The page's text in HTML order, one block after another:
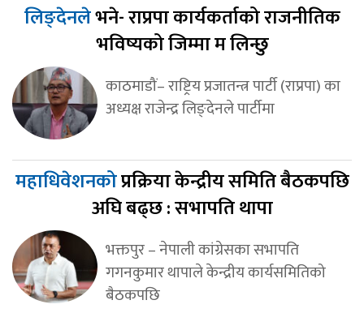
लिङ्देनलेभने- राप्रपा कार्यकर्ताको राजनीतिक
भविष्यको जिम्मा म लिन्छु
काठमाडौं– राष्ट्रिय प्रजातन्त्र पार्टी (राप्रपा) का
अध्यक्ष राजेन्द्र लिङ्देनले पार्टीमा
महाधिवेशनकोप्रक्रिया केन्द्रीय समिति बैठकपछि
अघि बढ्छ : सभापति थापा
भक्तपुर – नेपाली कांग्रेसका सभापति
गगनकुमार थापाले केन्द्रीय कार्यसमितिको
बैठकपछि